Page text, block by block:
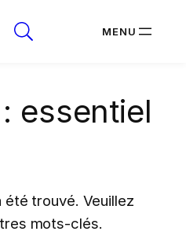
essentiel
été trouvé. Veuillez
mots-clés.